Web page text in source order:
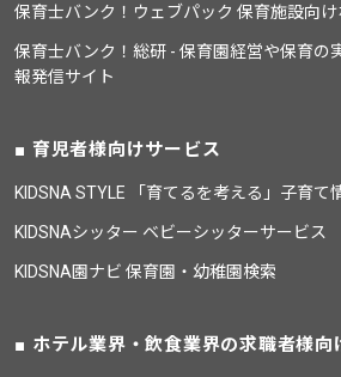
保育士バンク！ウェブパック 保育施設向
保育士バンク！総研 - 保育園経営や保育の
報発信サイト
育児者様向けサービス
KIDSNA STYLE 「育てるを考える」子育て
KIDSNAシッター ベビーシッターサービス
KIDSNA園ナビ 保育園・幼稚園検索
ホテル業界・飲食業界の求職者様向